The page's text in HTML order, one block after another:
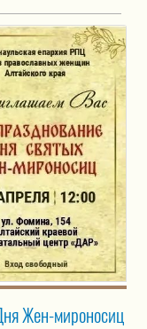
Жен-мироносиц